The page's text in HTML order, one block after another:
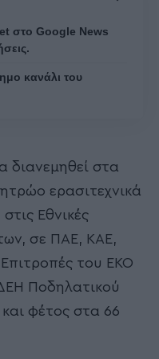
στο Google News
κανάλι του
στα
ερασιτεχνικά
Εθνικές
σε ΠΑΕ, ΚΑΕ,
του EKO
Ποδηλατικού
φέτος στα 66